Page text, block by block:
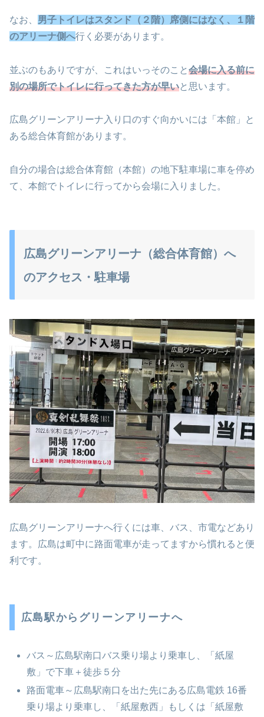
なお、 男子トイレはスタンド（２階）席側にはなく、１階
のアリーナ側へ行く必要があります。
並ぶのもありですが、これはいっそのこと会場に入る前に
別の場所でトイレに行ってきた方が早いと思います。
広島グリーンアリーナ入り口のすぐ向かいには「本館」と
ある総合体育館があります。
自分の場合は総合体育館（本館）の地下駐車場に車を停め
て、本館でトイレに行ってから会場に入りました。
広島グリーンアリーナ（総合体育館）へ
のアクセス・駐車場
広島グリーンアリーナへ行くには車、バス、市電などあり
ます。広島は町中に路面電車が走ってますから慣れると便
利です。
広島駅からグリーンアリーナへ
バス～広島駅南口バス乗り場より乗車し、「紙屋
敷」で下車＋徒歩５分
路面電車～広島駅南口を出た先にある広島電鉄 16番
乗り場より乗車し、「紙屋敷西」もしくは「紙屋敷